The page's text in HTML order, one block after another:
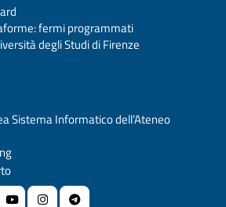
fermi programmati
degli Studi di Firenze
Sistema Informatico dell’Ateneo